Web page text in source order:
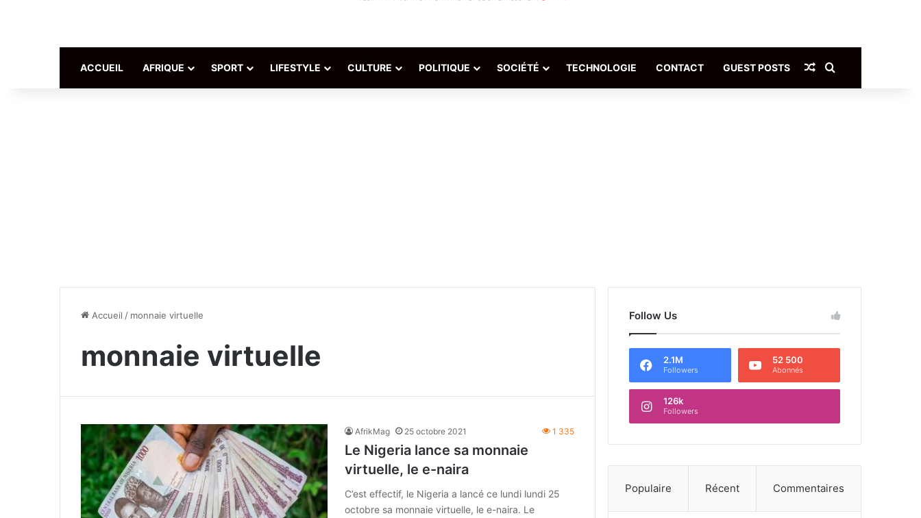
ACCUEIL AFRIQUE SPORT LIFESTYLE CULTURE POLITIQUE SOCIÉTÉ TECHNOLOGIE CONTACT GUEST POSTS Article Aléatoire
Accueil / monnaie virtuelle
monnaie virtuelle
AfrikMag 25 octobre 2021 1 335
Le Nigeria lance sa monnaie
virtuelle, le e-naira
C’est effectif, le Nigeria a lancé ce lundi lundi 25
octobre sa monnaie virtuelle, le e-naira. Le
Follow Us
2.1M
Followers
52 500
Abonnés
126k
Followers
Populaire Récent Commentaires